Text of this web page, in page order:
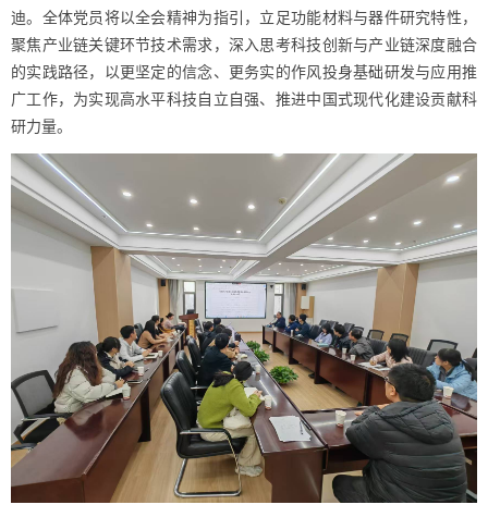
迪。全体党员将以全会精神为指引，立足功能材料与器件研究特性，
聚焦产业链关键环节技术需求，深入思考科技创新与产业链深度融合
的实践路径，以更坚定的信念、更务实的作风投身基础研发与应用推
广工作，为实现高水平科技自立自强、推进中国式现代化建设贡献科
研力量。